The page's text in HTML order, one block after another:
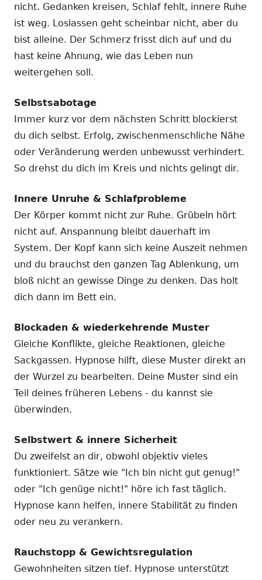
nicht. Gedanken kreisen, Schlaf fehlt, innere Ruhe
ist weg. Loslassen geht scheinbar nicht, aber du
bist alleine. Der Schmerz frisst dich auf und du
hast keine Ahnung, wie das Leben nun
weitergehen soll.
Selbstsabotage
Immer kurz vor dem nächsten Schritt blockierst
du dich selbst. Erfolg, zwischenmenschliche Nähe
oder Veränderung werden unbewusst verhindert.
So drehst du dich im Kreis und nichts gelingt dir.
Innere Unruhe & Schlafprobleme
Der Körper kommt nicht zur Ruhe. Grübeln hört
nicht auf. Anspannung bleibt dauerhaft im
System. Der Kopf kann sich keine Auszeit nehmen
und du brauchst den ganzen Tag Ablenkung, um
bloß nicht an gewisse Dinge zu denken. Das holt
dich dann im Bett ein.
Blockaden & wiederkehrende Muster
Gleiche Konflikte, gleiche Reaktionen, gleiche
Sackgassen. Hypnose hilft, diese Muster direkt an
der Wurzel zu bearbeiten. Deine Muster sind ein
Teil deines früheren Lebens - du kannst sie
überwinden.
Selbstwert & innere Sicherheit
Du zweifelst an dir, obwohl objektiv vieles
funktioniert. Sätze wie "Ich bin nicht gut genug!"
oder "Ich genüge nicht!" höre ich fast täglich.
Hypnose kann helfen, innere Stabilität zu finden
oder neu zu verankern.
Rauchstopp & Gewichtsregulation
Gewohnheiten sitzen tief. Hypnose unterstützt